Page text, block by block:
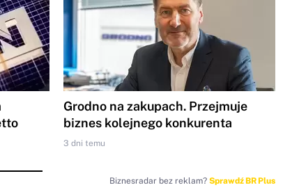
Grodno na zakupach. Przejmuje
biznes kolejnego konkurenta
3 dni temu
Biznesradar bez reklam? Sprawdź BR Plus